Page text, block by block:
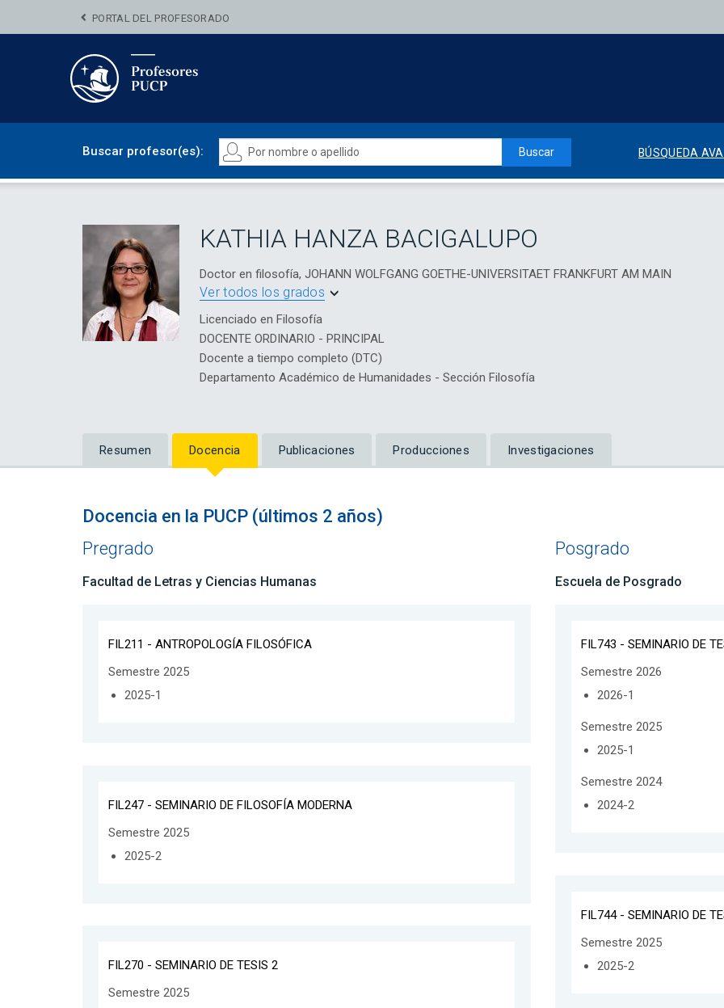
PORTAL DEL PROFESORADO
Buscar profesor(es): Buscar BÚSQUEDA
KATHIA HANZA BACIGALUPO
Doctor en filosofía, JOHANN WOLFGANG GOETHE-UNIVERSITAET FRANKFURT AM MAIN
Ver todos los grados
Licenciado en Filosofía
DOCENTE ORDINARIO - PRINCIPAL
Docente a tiempo completo (DTC)
Departamento Académico de Humanidades - Sección Filosofía
Resumen Docencia Publicaciones Producciones Investigaciones
Docencia en la PUCP (últimos 2 años)
Pregrado
Facultad de Letras y Ciencias Humanas
FIL211 - ANTROPOLOGÍA FILOSÓFICA
Semestre 2025
2025-1
FIL247 - SEMINARIO DE FILOSOFÍA MODERNA
Semestre 2025
2025-2
FIL270 - SEMINARIO DE TESIS 2
Semestre 2025
Posgrado
Escuela de Posgrado
FIL743 - SEMINARIO DE
Semestre 2026
2026-1
Semestre 2025
2025-1
Semestre 2024
2024-2
FIL744 - SEMINARIO DE
Semestre 2025
2025-2